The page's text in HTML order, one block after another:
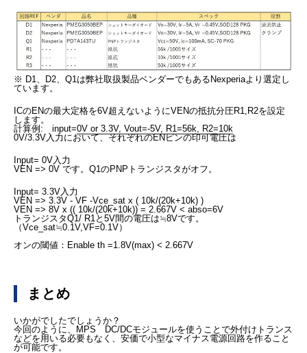
※ D1、D2、Q1は弊社取扱製品ベンダーでもあるNexperiaより選定し
ています。
ICのENの最大定格を6V超えないようにVENの抵抗分圧R1,R2を設定
します。
計算例: input=0V or 3.3V, Vout=-5V, R1=56k, R2=10k
0V/3.3V入力において、それぞれのENピンの印可電圧は
Input= 0V入力
VEN => 0V です。Q1のPNPトランジスタがオフ。
Input= 3.3V入力
VEN => 3.3V - VF -Vce_sat x ( 10k/(20k+10k) )
VEN => 8V x (( 10k/(20k+10k)) = 2.667V < abso=6V
トランジスタQ1/ R1と5V間の電圧は≒8Vです。
（Vce_sat≒0.1V,VF=0.1V）
オンの閾値：Enable th =1.8V(max) < 2.667V
まとめ
いかがでしたでしょうか？
今回のように、MPS DC/DCモジュールを使うことで外付けトランス
などを用いる必要もなく、安価で小型なマイナス電源回路を作ること
が可能です。